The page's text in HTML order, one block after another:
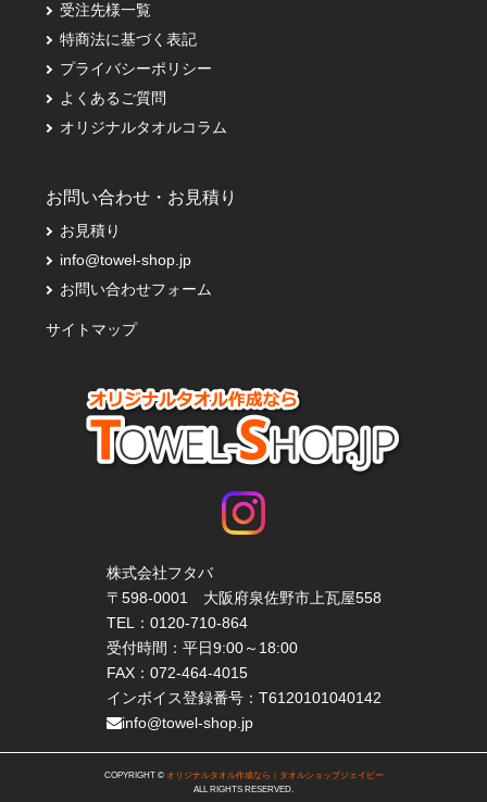
受注先様一覧
特商法に基づく表記
プライバシーポリシー
よくあるご質問
オリジナルタオルコラム
お問い合わせ・お見積り
お見積り
info@towel-shop.jp
お問い合わせフォーム
サイトマップ
株式会社フタバ
〒598-0001 大阪府泉佐野市上瓦屋558
TEL： 0120-710-864
受付時間：平日9:00～18:00
FAX：072-464-4015
インボイス登録番号：T6120101040142
info@towel-shop.jp
COPYRIGHT © オリジナルタオル作成なら｜タオルショップジェイピー
ALL RIGHTS RESERVED.